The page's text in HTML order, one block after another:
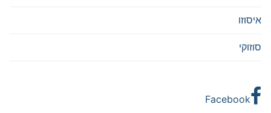
איסוזו
סוזוקי
Facebook